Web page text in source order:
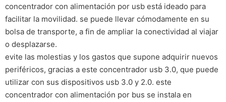
concentrador con alimentación por usb está ideado para
facilitar la movilidad. se puede llevar cómodamente en su
bolsa de transporte, a fin de ampliar la conectividad al viajar
o desplazarse.
evite las molestias y los gastos que supone adquirir nuevos
periféricos, gracias a este concentrador usb 3.0, que puede
utilizar con sus dispositivos usb 3.0 y 2.0. este
concentrador con alimentación por bus se instala en